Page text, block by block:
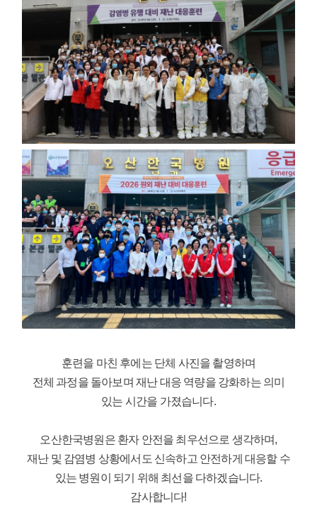
훈련을 마친 후에는 단체 사진을 촬영하며
전체 과정을 돌아보며 재난 대응 역량을 강화하는 의미
있는 시간을 가졌습니다.
오산한국병원은 환자 안전을 최우선으로 생각하며,
재난 및 감염병 상황에서도 신속하고 안전하게 대응할 수
있는 병원이 되기 위해 최선을 다하겠습니다.
감사합니다!